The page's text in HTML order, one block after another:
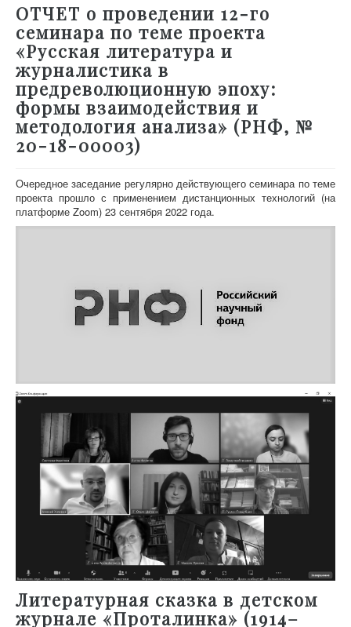
ОТЧЕТ о проведении 12-го
семинара по теме проекта
«Русская литература и
журналистика в
предреволюционную эпоху:
формы взаимодействия и
методология анализа» (РНФ, №
20-18-00003)
Очередное заседание регулярно действующего семинара по теме
проекта прошло с применением дистанционных технологий (на
платформе Zoom) 23 сентября 2022 года.
Литературная сказка в детском
журнале «Проталинка» (1914–